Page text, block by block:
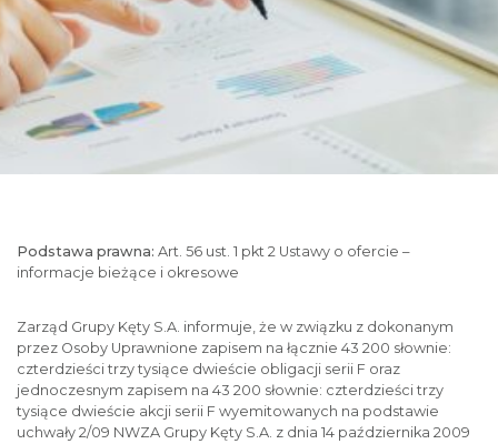
Podstawa prawna: Art. 56 ust. 1 pkt 2 Ustawy o ofercie –
informacje bieżące i okresowe
Zarząd Grupy Kęty S.A. informuje, że w związku z dokonanym
przez Osoby Uprawnione zapisem na łącznie 43 200 słownie:
czterdzieści trzy tysiące dwieście obligacji serii F oraz
jednoczesnym zapisem na 43 200 słownie: czterdzieści trzy
tysiące dwieście akcji serii F wyemitowanych na podstawie
uchwały 2/09 NWZA Grupy Kęty S.A. z dnia 14 października 2009